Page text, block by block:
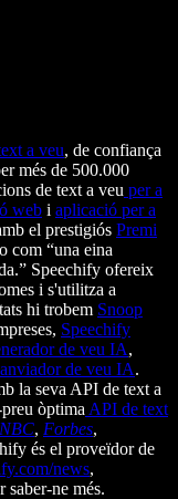
a veu, de confiança
més de 500.000
de text a veu per a
web i aplicació per a
el prestigiós Premi
com “una eina
Speechify ofereix
i s'utilitza a
hi trobem Snoop
Speechify
de veu IA,
de veu IA.
la seva API de text a
òptima API de text
, Forbes,
és el proveïdor de
news,
saber-ne més.